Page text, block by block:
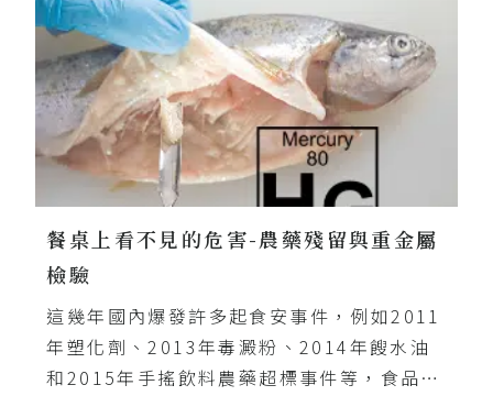
行濃縮時，人員必須時時去觀察樣品的液面
高度，並隨時手動調整(降低)吹氮針的高
度。當原始的檢體經過繁瑣的均質化、萃取
到離心，所以通常真正要進行吹氮濃縮的檢
液僅僅有1mL而已，因此調整氮氣氣流(壓
力)大小以防止樣品噴濺也十分重要，要盡可
能地避免分析目標物的損失。
餐桌上看不見的危害-農藥殘留與重金屬
檢驗
這幾年國內爆發許多起食安事件，例如2011
年塑化劑、2013年毒澱粉、2014年餿水油
和2015年手搖飲料農藥超標事件等，食品安